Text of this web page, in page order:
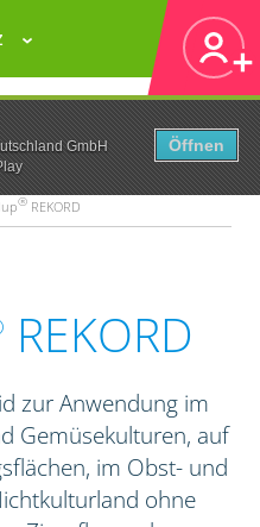
GmbH
Öffnen
® REKORD
REKORD
zur Anwendung im
Gemüsekulturen, auf
im Obst- und
ohne